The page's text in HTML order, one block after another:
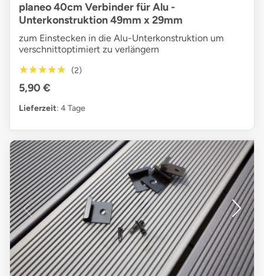
planeo 40cm Verbinder für Alu -
Unterkonstruktion 49mm x 29mm
zum Einstecken in die Alu-Unterkonstruktion um
verschnittoptimiert zu verlängern
★★★★★
★★★★★ (2)
5,90 €
Lieferzeit: 4 Tage